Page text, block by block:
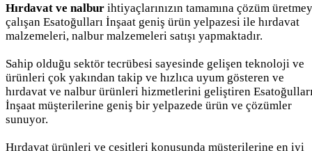
Hırdavat ve nalbur ihtiyaçlarınızın tamamına çözüm
çalışan Esatoğulları İnşaat geniş ürün yelpazesi ile hırdavat
malzemeleri, nalbur malzemeleri satışı yapmaktadır.
Sahip olduğu sektör tecrübesi sayesinde gelişen teknoloji ve
ürünleri çok yakından takip ve hızlıca uyum gösteren ve
hırdavat ve nalbur ürünleri hizmetlerini geliştiren
İnşaat müşterilerine geniş bir yelpazede ürün ve çözümler
sunuyor.
Hırdavat ürünleri ve çeşitleri konusunda müşterilerine en iyi